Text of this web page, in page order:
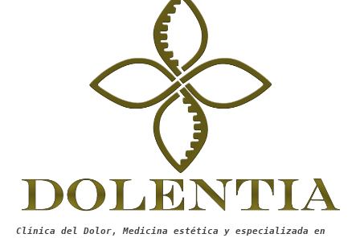
Clínica del Dolor, Medicina estética y especializada en